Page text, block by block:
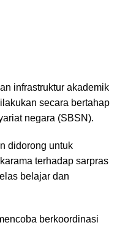
infrastruktur akademik
secara bertahap
negara (SBSN).
didorong untuk
terhadap sarpras
belajar dan
berkoordinasi